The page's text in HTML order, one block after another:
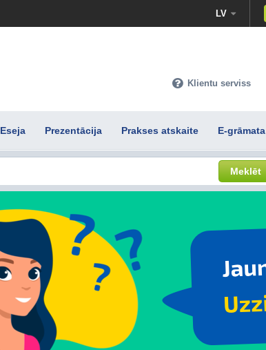
LV
Klientu serviss
Eseja Prezentācija Prakses atskaite E-grāmata
Meklēt